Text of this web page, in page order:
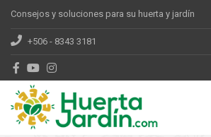
Consejos y soluciones para su huerta y jardín
+506 - 8343 3181